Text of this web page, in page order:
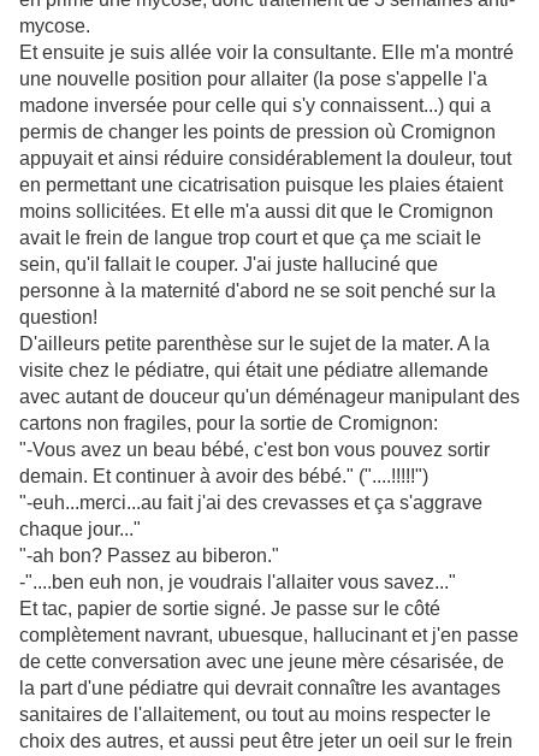
mycose.
Et ensuite je suis allée voir la consultante. Elle m'a montré
une nouvelle position pour allaiter (la pose s'appelle l'a
madone inversée pour celle qui s'y connaissent...) qui a
permis de changer les points de pression où Cromignon
appuyait et ainsi réduire considérablement la douleur, tout
en permettant une cicatrisation puisque les plaies étaient
moins sollicitées. Et elle m'a aussi dit que le Cromignon
avait le frein de langue trop court et que ça me sciait le
sein, qu'il fallait le couper. J'ai juste halluciné que
personne à la maternité d'abord ne se soit penché sur la
question!
D'ailleurs petite parenthèse sur le sujet de la mater. A la
visite chez le pédiatre, qui était une pédiatre allemande
avec autant de douceur qu'un déménageur manipulant des
cartons non fragiles, pour la sortie de Cromignon:
"-Vous avez un beau bébé, c'est bon vous pouvez sortir
demain. Et continuer à avoir des bébé." ("....!!!!!")
"-euh...merci...au fait j'ai des crevasses et ça s'aggrave
chaque jour..."
"-ah bon? Passez au biberon."
-"....ben euh non, je voudrais l'allaiter vous savez..."
Et tac, papier de sortie signé. Je passe sur le côté
complètementnavrant, ubuesque, hallucinant et j'en passe
de cette conversation avec une jeune mère césarisée, de
la part d'une pédiatre qui devraitconnaître les avantages
sanitaires de l'allaitement, ou tout au moins respecter le
choix des autres, et aussi peut être jeter un oeil sur le frein